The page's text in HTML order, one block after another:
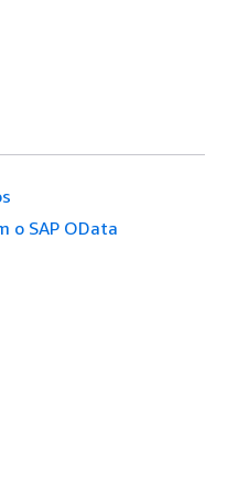
o SAP OData